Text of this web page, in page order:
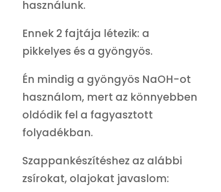
használunk.
Ennek 2 fajtája létezik: a
pikkelyes és a gyöngyös.
Én mindig a gyöngyös NaOH-ot
használom, mert az könnyebben
oldódik fel a fagyasztott
folyadékban.
Szappankészítéshez az alábbi
zsírokat, olajokat javaslom: